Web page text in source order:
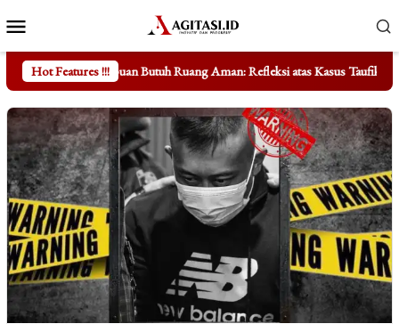
ke
kontenMobile
Hot Features !!!
Butuh Ruang Aman: Refleksi atas Kasus Taufik Hidayat